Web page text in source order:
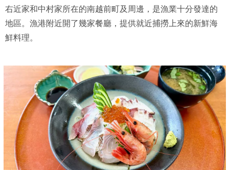
右近家和中村家所在的南越前町及周邊，是漁業十分發達的
地區。漁港附近開了幾家餐廳，提供就近捕撈上來的新鮮海
鮮料理。